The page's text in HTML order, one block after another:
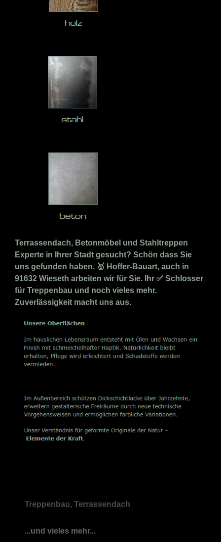
Terrassendach, Betonmöbel und Stahltreppen
Experte in Ihrer Stadt gesucht? Schön dass Sie
uns gefunden haben. 🥇 Hoffer-Bauart, auch in
91632 Wieseth arbeiten wir für Sie. Ihr ✅ Schlosser
für Treppenbau und noch vieles mehr.
Zuverlässigkeit macht uns aus.
Treppenbau, Terrassendach
...und vieles mehr...